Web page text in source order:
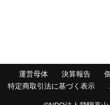
運営母体 決算報告
特定商取引法に基づく表示